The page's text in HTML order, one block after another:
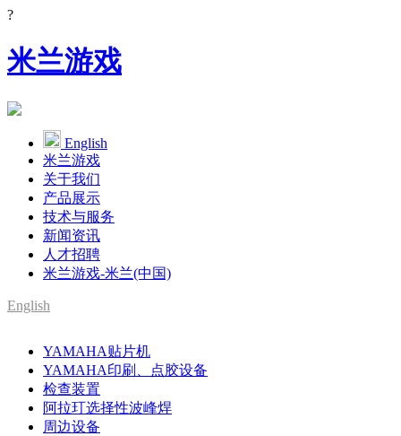
?
米兰游戏
English
米兰游戏
关于我们
产品展示
技术与服务
新闻资讯
人才招聘
米兰游戏-米兰(中国)
English
YAMAHA代理
YAMAHA贴片机
YAMAHA印刷、点胶设备
检查装置
阿拉玎选择性波峰焊
周边设备